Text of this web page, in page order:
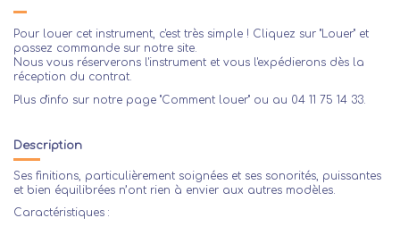
Pour louer cet instrument, c'est très simple ! Cliquez sur "Louer" et
passez commande sur notre site.
Nous vous réserverons l'instrument et vous l'expédierons dès la
réception du contrat.
Plus d'info sur notre page "Comment louer" ou au 04 11 75 14 33.
Description
Ses finitions, particulièrement soignées et ses sonorités, puissantes
et bien équilibrées n’ont rien à envier aux autres modèles.
Caractéristiques :